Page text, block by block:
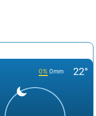
0% 0mm 22°